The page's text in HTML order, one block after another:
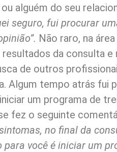
alguém do seu
seguro, fui procurar
Não raro, na
da consulta e
de outros
Algum tempo atrás fui
um programa de
fez o seguinte
no final da
para você é iniciar um